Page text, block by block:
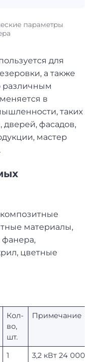
параметры
для
а также
различным
в
таких
дверей, фасадов,
мастер
материалы,
цветные
Кол-
во,
шт.
Примечание
1
3,2 кВт 24 000 об/